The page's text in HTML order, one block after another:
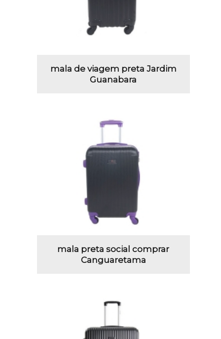
mala de viagem preta Jardim
Guanabara
mala preta social comprar
Canguaretama